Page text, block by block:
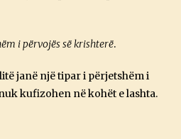
i përvojës së krishterë.
janë një tipar i përjetshëm i
kufizohen në kohët e lashta.